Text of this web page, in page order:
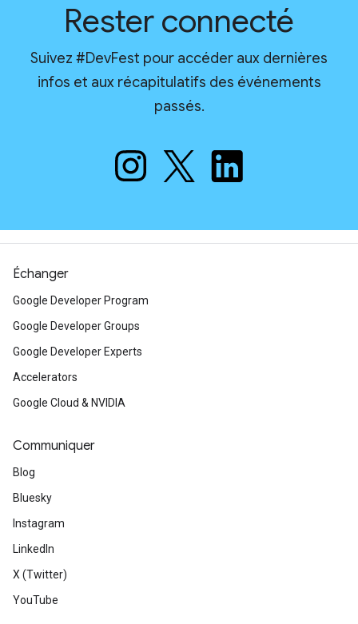
Rester connecté
Suivez #DevFest pour accéder aux dernières
infos et aux récapitulatifs des événements
passés.
Échanger
Google Developer Program
Google Developer Groups
Google Developer Experts
Accelerators
Google Cloud & NVIDIA
Communiquer
Blog
Bluesky
Instagram
LinkedIn
X (Twitter)
YouTube